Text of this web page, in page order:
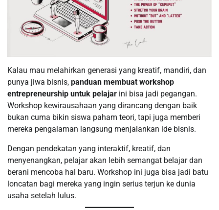
Kalau mau melahirkan generasi yang kreatif, mandiri, dan
punya jiwa bisnis, panduan membuat workshop
entrepreneurship untuk pelajar ini bisa jadi pegangan.
Workshop kewirausahaan yang dirancang dengan baik
bukan cuma bikin siswa paham teori, tapi juga memberi
mereka pengalaman langsung menjalankan ide bisnis.
Dengan pendekatan yang interaktif, kreatif, dan
menyenangkan, pelajar akan lebih semangat belajar dan
berani mencoba hal baru. Workshop ini juga bisa jadi batu
loncatan bagi mereka yang ingin serius terjun ke dunia
usaha setelah lulus.